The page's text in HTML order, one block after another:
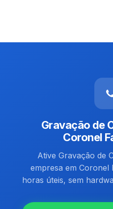
Gravação de
Coronel
Ative Gravação de
empresa em Coronel
horas úteis, sem